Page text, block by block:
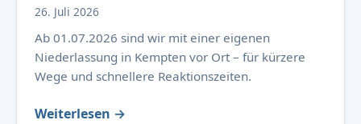
26. Juli 2026
Ab 01.07.2026 sind wir mit einer eigenen
Niederlassung in Kempten vor Ort – für kürzere
Wege und schnellere Reaktionszeiten.
Weiterlesen →